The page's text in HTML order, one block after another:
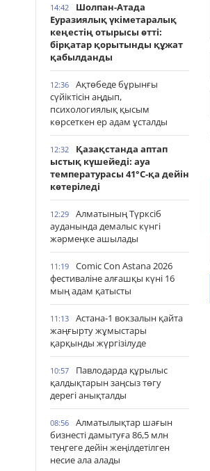
14:42
Шолпан-Атада
Еуразиялық үкіметаралық
кеңестің отырысы өтті:
бірқатар қорытынды құжат
қабылданды
12:36
Ақтөбеде бұрынғы
сүйіктісін аңдып,
психологиялық қысым
көрсеткен ер адам ұсталды
12:32
Қазақстанда аптап
ыстық күшейеді: ауа
температурасы 41°С-қа дейін
көтеріледі
12:29
Алматының Түрксіб
ауданында демалыс күнгі
жәрмеңке ашылады
11:19
Comic Con Astana 2026
фестиваліне алғашқы күні 16
мың адам қатысты
11:13
Астана-1 вокзалын қайта
жаңғырту жұмыстары
қарқынды жүргізілуде
10:57
Павлодарда құрылыс
қалдықтарын заңсыз төгу
дерегі анықталды
08:56
Алматылықтар шағын
бизнесті дамытуға 86,5 млн
теңгеге дейін жеңілдетілген
несие ала алады